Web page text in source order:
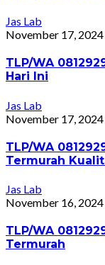
Jas Lab
November 17, 2024
TLP/WA
Hari Ini
Jas Lab
November 17, 2024
TLP/WA
Termurah
Jas Lab
November 16, 2024
TLP/WA
Termurah